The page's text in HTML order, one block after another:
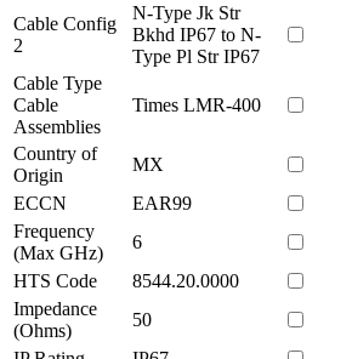
Cable Config
2
N-Type Jk Str
Bkhd IP67 to N-
Type Pl Str IP67
Cable Type
Cable
Assemblies
Times LMR-400
Country of
Origin
MX
ECCN
EAR99
Frequency
(Max GHz)
6
HTS Code
8544.20.0000
Impedance
(Ohms)
50